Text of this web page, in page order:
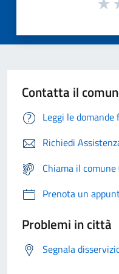
Contatta il
Leggi le
Richiedi
Chiama il
Prenota un
Problemi in città
Segnala